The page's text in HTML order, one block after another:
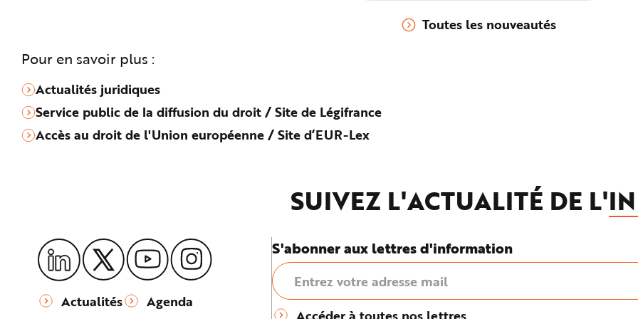
santé des travailleurs du fait de leur
Toutes les nouveautés
Pour en savoir plus :
Actualités juridiques
Service public de la diffusion du droit / Site de Légifrance
Accès au droit de l'Union européenne / Site d’EUR-Lex
SUIVEZ L'ACTUALITÉ DE L'
Actualités Agenda
S'abonner aux lettres d'information